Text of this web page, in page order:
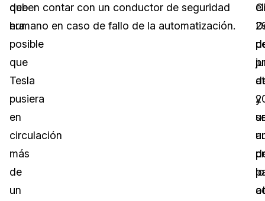
que
era
posible
que
Tesla
pusiera
en
circulación
más
de
un
deben contar con un conductor de seguridad
humano en caso de fallo de la automatización.
y
el